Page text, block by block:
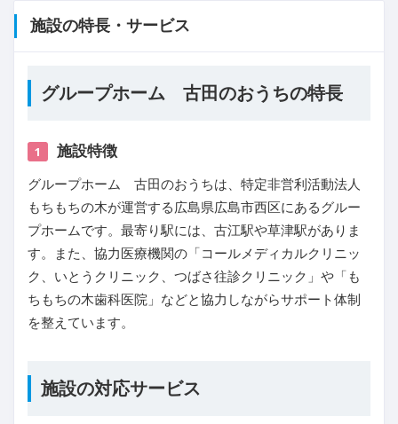
施設の特長・サービス
グループホーム 古田のおうちの特長
1 施設特徴
グループホーム 古田のおうちは、特定非営利活動法人
もちもちの木が運営する広島県広島市西区にあるグルー
プホームです。最寄り駅には、古江駅や草津駅がありま
す。また、協力医療機関の「コールメディカルクリニッ
ク、いとうクリニック、つばさ往診クリニック」や「も
ちもちの木歯科医院」などと協力しながらサポート体制
を整えています。
施設の対応サービス